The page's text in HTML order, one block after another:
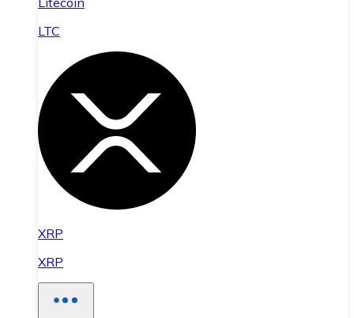
LTC
XRP
XRP